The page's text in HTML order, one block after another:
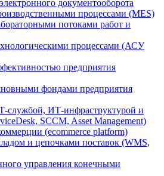
документооборота
процессами (MES)
потоками работ и
процессами (АСУ
предприятия
фондами предприятия
службой, ИТ-инфраструктурой и
SCCM, Asset Management)
(ecommerce platform)
и цепочками поставок (WMS,
управления конечными